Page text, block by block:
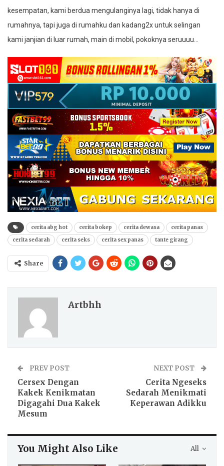
kesempatan, kami berdua mengulanginya lagi, tidak hanya di
rumahnya, tapi juga di rumahku dan kadang2x untuk selingan
kami janjian di luar rumah, main di mobil, pokoknya seruuuu…
cerita abg hot cerita bokep cerita dewasa
cerita panas
cerita sedarah
cerita seks cerita sex panas tante girang
Share
Artbhh
PREV POST
Cersex Dengan
Kakek Kenikmatan
Digagahi Dua Kakek
Mesum
NEXT POST
Cerita Ngeseks
Sedarah Menikmati
Keperawan Adikku
All
You Might Also Like